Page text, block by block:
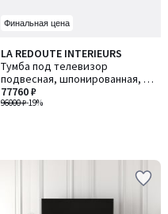
Финальная цена
LA REDOUTE INTERIEURS
Тумба под телевизор
подвесная, шпонированная, с
рифлеными фасадами,
ширина 150 см, JEREM /
96000 ₽-19%
77760 ₽